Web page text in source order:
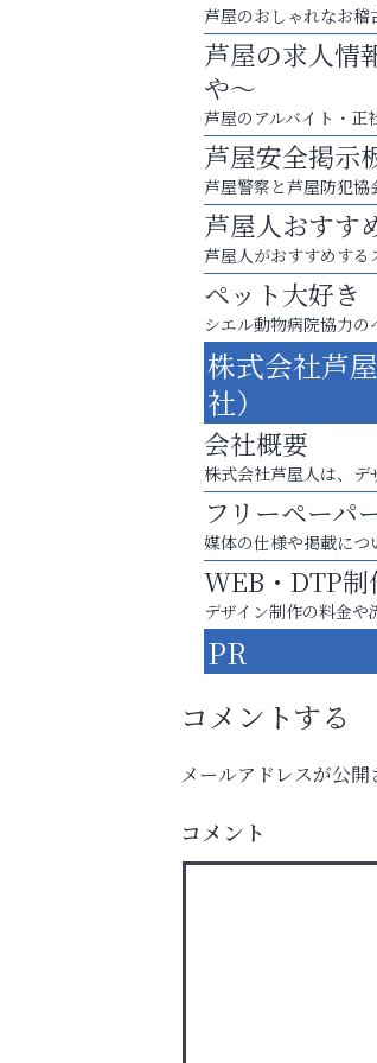
「この学校に出会えて
Y-SPIRAL（
杉塾 芦屋校
芦屋のおしゃれなお稽
芦屋の求人情
や～
芦屋のアルバイト・正
芦屋安全掲示
芦屋警察と芦屋防犯協
芦屋人おすす
芦屋人がおすすめする
ペット大好き
シエル動物病院協力
株式会社芦
社）
会社概要
株式会社芦屋人は、デ
フリーペーパ
媒体の仕様や掲載につ
WEB・DTP制
デザイン制作の料金や
PR
コメントする
メールアドレスが公開
コメント